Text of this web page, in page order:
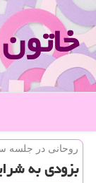
روحانی در جلسه
بزودی به